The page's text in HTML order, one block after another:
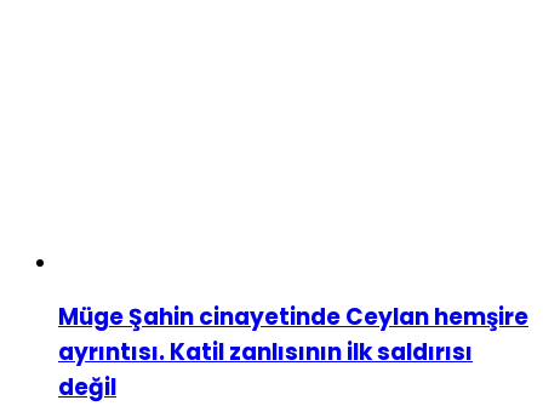
Müge Şahin cinayetinde Ceylan hemşire
ayrıntısı. Katil zanlısının ilk saldırısı
değil